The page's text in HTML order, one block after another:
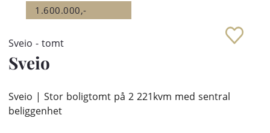
1.600.000,-
Sveio - tomt
Sveio
Sveio | Stor boligtomt på 2 221kvm med sentral
beliggenhet